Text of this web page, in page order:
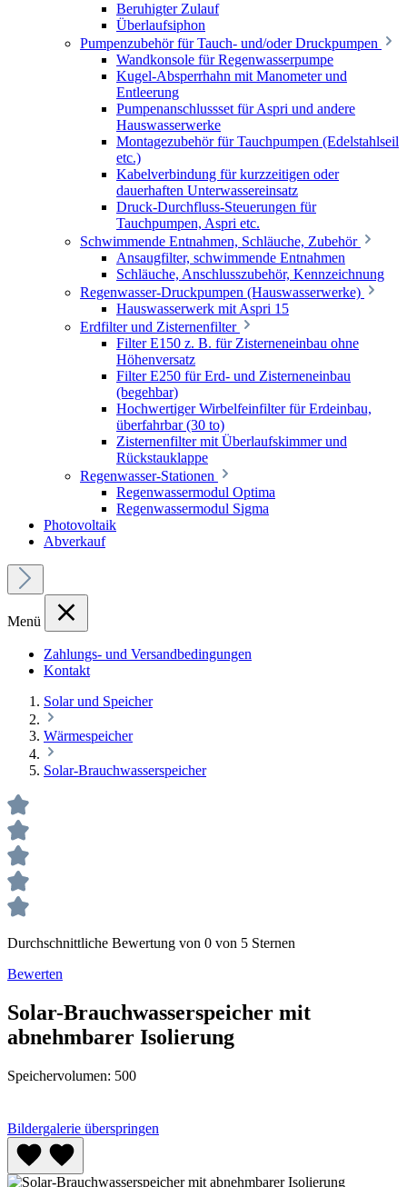
Beruhigter Zulauf
Überlaufsiphon
Pumpenzubehör für Tauch- und/oder Druckpumpen
Wandkonsole für Regenwasserpumpe
Kugel-Absperrhahn mit Manometer und
Entleerung
Pumpenanschlussset für Aspri und andere
Hauswasserwerke
Montagezubehör für Tauchpumpen (Edelstahlseil
etc.)
Kabelverbindung für kurzzeitigen oder
dauerhaften Unterwassereinsatz
Druck-Durchfluss-Steuerungen für
Tauchpumpen, Aspri etc.
Schwimmende Entnahmen, Schläuche, Zubehör
Ansaugfilter, schwimmende Entnahmen
Schläuche, Anschlusszubehör, Kennzeichnung
Regenwasser-Druckpumpen (Hauswasserwerke)
Hauswasserwerk mit Aspri 15
Erdfilter und Zisternenfilter
Filter E150 z. B. für Zisterneneinbau ohne
Höhenversatz
Filter E250 für Erd- und Zisterneneinbau
(begehbar)
Hochwertiger Wirbelfeinfilter für Erdeinbau,
überfahrbar (30 to)
Zisternenfilter mit Überlaufskimmer und
Rückstauklappe
Regenwasser-Stationen
Regenwassermodul Optima
Regenwassermodul Sigma
Photovoltaik
Abverkauf
Menü
Zahlungs- und Versandbedingungen
Kontakt
Solar und Speicher
Wärmespeicher
Solar-Brauchwasserspeicher
Durchschnittliche Bewertung von 0 von 5 Sternen
Bewerten
Solar-Brauchwasserspeicher mit
abnehmbarer Isolierung
Speichervolumen: 500
Bildergalerie überspringen